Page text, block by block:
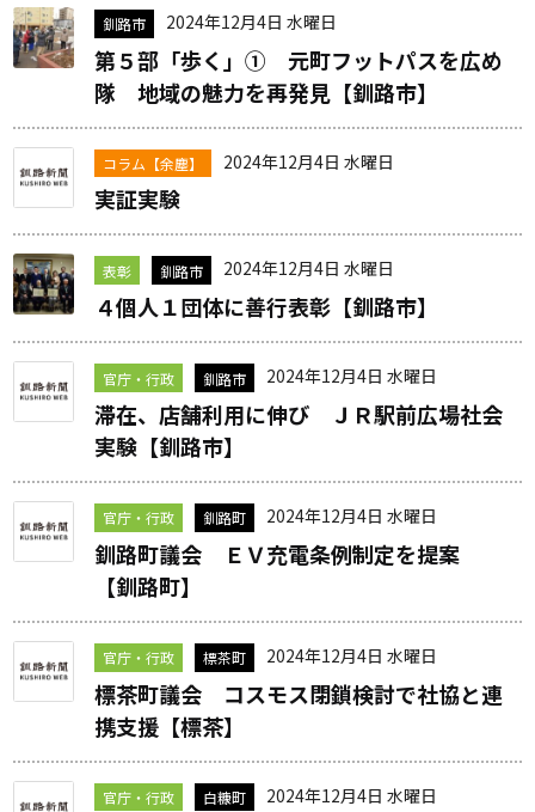
釧路市 2024年12月4日 水曜日
第５部「歩く」① 元町フットパスを広め
隊 地域の魅力を再発見【釧路市】
コラム【余塵】 2024年12月4日 水曜日
実証実験
表彰 釧路市 2024年12月4日 水曜日
４個人１団体に善行表彰【釧路市】
官庁・行政 釧路市 2024年12月4日 水曜日
滞在、店舗利用に伸び ＪＲ駅前広場社会
実験【釧路市】
官庁・行政 釧路町 2024年12月4日 水曜日
釧路町議会 ＥＶ充電条例制定を提案
【釧路町】
官庁・行政 標茶町 2024年12月4日 水曜日
標茶町議会 コスモス閉鎖検討で社協と連
携支援【標茶】
官庁・行政 白糠町 2024年12月4日 水曜日